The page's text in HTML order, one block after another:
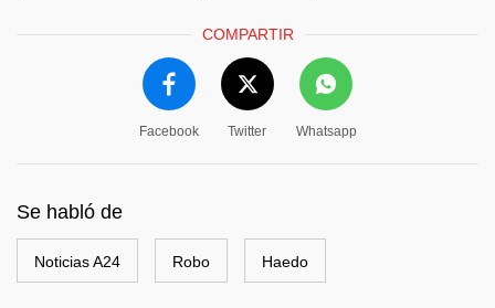
COMPARTIR
Facebook Twitter Whatsapp
Se habló de
Noticias A24 Robo Haedo